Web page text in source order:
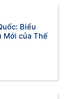
Biểu
Mới của Thế